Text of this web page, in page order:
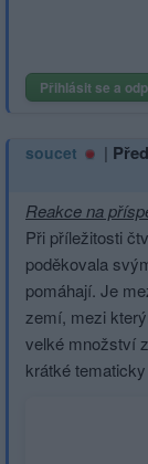
Přihlásit se a
soucet |
Reakce na
Při příležitosti
poděkovala
pomáhají. Je
zemí, mezi
velké množství
krátké